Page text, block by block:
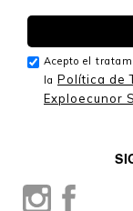
Acepto el
la Política de
Exploecunor